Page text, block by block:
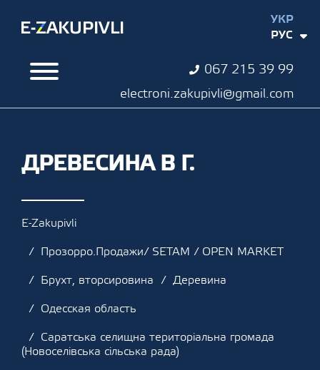
067 215 39 99
electroni.zakupivli@gmail.com
УКР
РУС
ДРЕВЕСИНА В Г.
E-Zakupivli
Прозорро.Продажи/ SETAM / OPEN MARKET
Брухт, вторсировина
Деревина
Одесская область
Саратська селищна територіальна громада
(Новоселівська сільська рада)